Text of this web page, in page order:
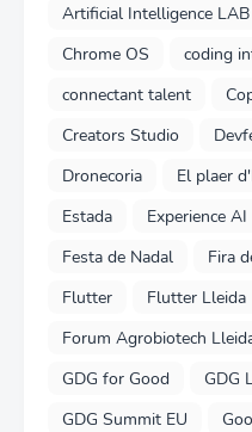
Artificial Intelligence LAB
Chrome OS
coding
connectant talent
Creators Studio
Dronecoria
El plaer
Estada
Experience AI
Festa de Nadal
Fira
Flutter
Flutter Lleida
Forum Agrobiotech
GDG for Good
GDG
GDG Summit EU